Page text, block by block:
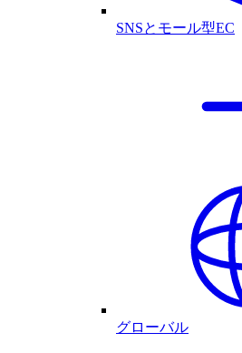
SNSとモール型EC
グローバル